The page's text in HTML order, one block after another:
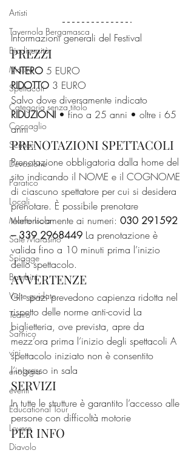
Artisti
Tavernola Bergamasca
Biodiversità
Mostre
Spettacoli
Categoria senza titolo
Coccaglio
Scrittori
Devozione
Paratico
Locali
Monte Isola
Sale Marasino
Spiagge
Bambini
Visite guidate
Teatro
Sarnico
vini
enologia
eventi
Educational Tour
Lovere
Diavolo
Informazioni generali del Festival
PREZZI
INTERO 5 EURO
RIDOTTO 3 EURO
Salvo dove diversamente indicato
RIDUZIONI • fino a 25 anni • oltre i 65
anni
PRENOTAZIONI SPETTACOLI
Prenotazione obbligatoria dalla home del
sito indicando il NOME e il COGNOME
di ciascuno spettatore per cui si desidera
prenotare. È possibile prenotare
telefonicamente ai numeri: 030 291592
– 339 2968449 La prenotazione è
valida fino a 10 minuti prima l’inizio
dello spettacolo.
AVVERTENZE
Gli spazi prevedono capienza ridotta nel
rispetto delle norme anti-covid La
biglietteria, ove prevista, apre da
mezz’ora prima l’inizio degli spettacoli A
spettacolo iniziato non è consentito
l’ingresso in sala
SERVIZI
In tutte le strutture è garantito l’accesso alle
persone con difficoltà motorie
PER INFO